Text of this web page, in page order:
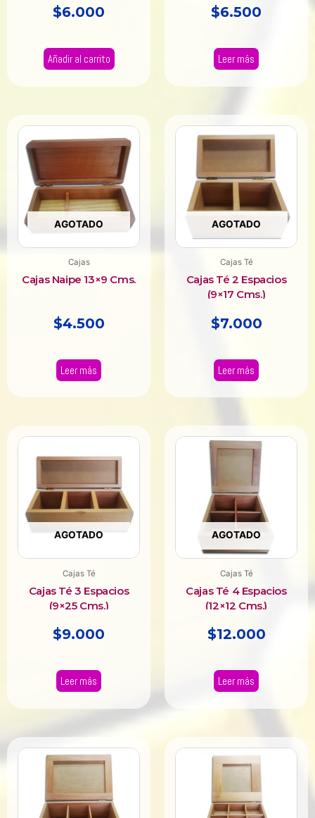
$6.000
Añadir al carrito
$6.500
Leer más
AGOTADO
Cajas
Cajas Naipe 13×9 Cms.
$4.500
Leer más
AGOTADO
Cajas Té
Cajas Té 2 Espacios
(9×17 Cms.)
$7.000
Leer más
AGOTADO
Cajas Té
Cajas Té 3 Espacios
(9×25 Cms.)
$9.000
Leer más
AGOTADO
Cajas Té
Cajas Té 4 Espacios
(12×12 Cms.)
$12.000
Leer más